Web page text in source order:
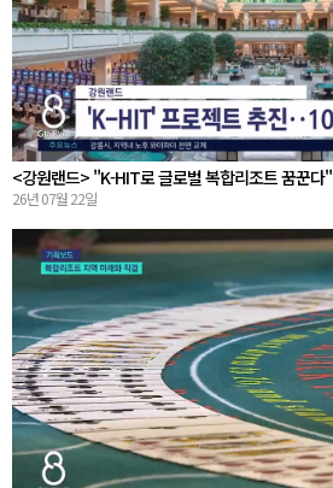
<강원랜드> "K-HIT로 글로벌 복합리조트 꿈꾼다"
26년 07월 22일